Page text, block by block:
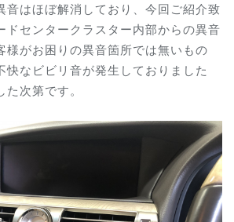
音はほぼ解消しており、今回ご紹介致
ドセンタークラスター内部からの異音
様がお困りの異音箇所では無いもの
快なビビリ音が発生しておりました
次第です。